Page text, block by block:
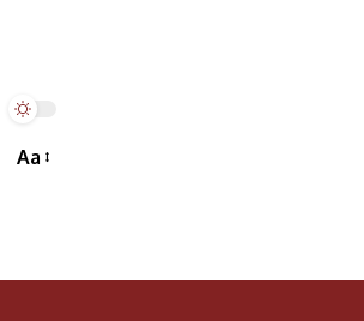
Aa